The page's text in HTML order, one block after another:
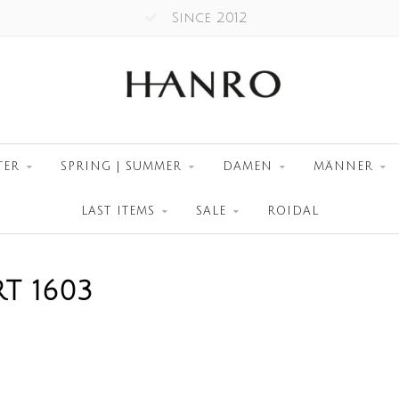
Since 2012
SPRING | SUMMER DAMEN MÄNNER
LAST ITEMS SALE ROIDAL
1603